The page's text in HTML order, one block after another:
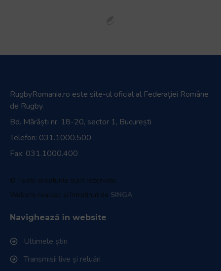
RugbyRomania.ro este site-ul oficial al Federației Române
de Rugby.
Bd. Mărăști nr. 18-20, sector 1, București
Telefon: 031.1000.500
Fax: 031.1000.400
© Toate drepturile sunt rezervate.
Website realizat și întreținut de SINGA
Navighează în website
Ultimele știri
Transmisii live și reluări